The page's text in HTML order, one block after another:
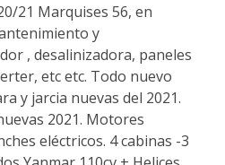
21 Marquises 56, en
y
, desalinizadora, paneles
etc etc. Todo nuevo
y jarcia nuevas del 2021.
2021. Motores
eléctricos. 4 cabinas -3